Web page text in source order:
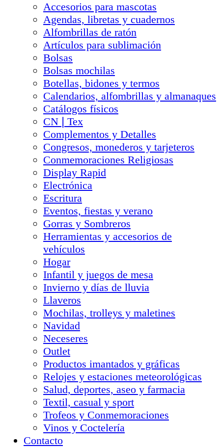
Accesorios para mascotas
Agendas, libretas y cuadernos
Alfombrillas de ratón
Artículos para sublimación
Bolsas
Bolsas mochilas
Botellas, bidones y termos
Calendarios, alfombrillas y almanaques
Catálogos físicos
CN❘Tex
Complementos y Detalles
Congresos, monederos y tarjeteros
Conmemoraciones Religiosas
Display Rapid
Electrónica
Escritura
Eventos, fiestas y verano
Gorras y Sombreros
Herramientas y accesorios de
vehículos
Hogar
Infantil y juegos de mesa
Invierno y días de lluvia
Llaveros
Mochilas, trolleys y maletines
Navidad
Neceseres
Outlet
Productos imantados y gráficas
Relojes y estaciones meteorológicas
Salud, deportes, aseo y farmacia
Textil, casual y sport
Trofeos y Conmemoraciones
Vinos y Coctelería
Contacto